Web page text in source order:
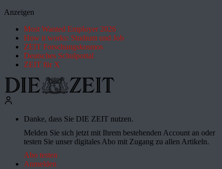
Anzeigen
Most Wanted Employer 2026
How it works: Studium und Job
ZEIT Forschungskosmos
Deutsches Schulportal
ZEIT für X
Danke, dass Sie DIE ZEIT nutzen.
Melden Sie sich jetzt mit Ihrem bestehenden Account an oder
testen Sie unser digitales Abo mit Zugang zu allen Artikeln.
Abo testen
Anmelden